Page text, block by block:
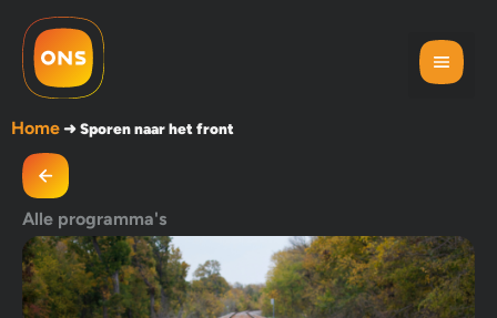
Home➜Sporen naar het front
Alle programma's